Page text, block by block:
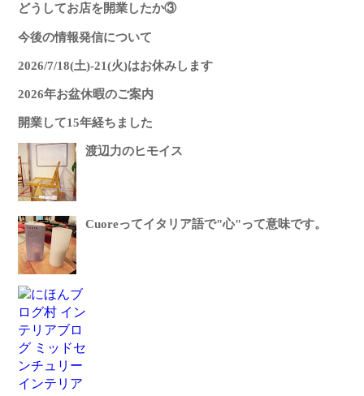
どうしてお店を開業したか③
今後の情報発信について
2026/7/18(土)-21(火)はお休みします
2026年お盆休暇のご案内
開業して15年経ちました
渡辺力のヒモイス
Cuoreってイタリア語で"心"って意味です。